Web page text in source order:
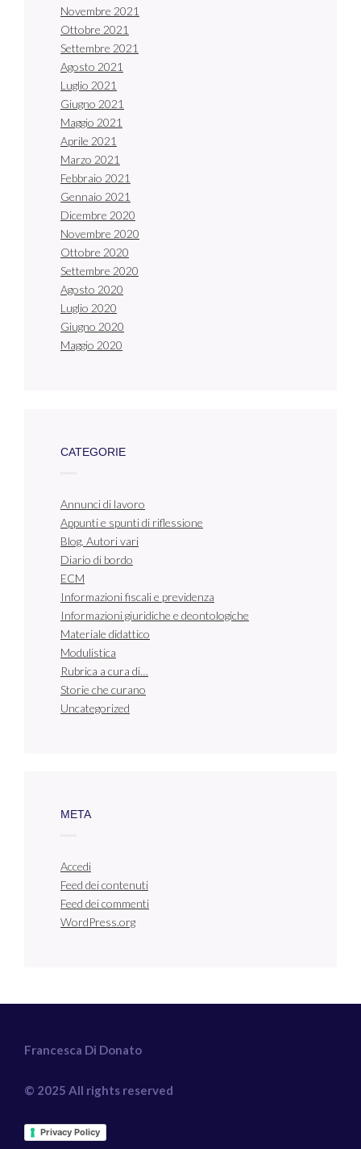
Novembre 2021
Ottobre 2021
Settembre 2021
Agosto 2021
Luglio 2021
Giugno 2021
Maggio 2021
Aprile 2021
Marzo 2021
Febbraio 2021
Gennaio 2021
Dicembre 2020
Novembre 2020
Ottobre 2020
Settembre 2020
Agosto 2020
Luglio 2020
Giugno 2020
Maggio 2020
CATEGORIE
Annunci di lavoro
Appunti e spunti di riflessione
Blog. Autori vari
Diario di bordo
ECM
Informazioni fiscali e previdenza
Informazioni giuridiche e deontologiche
Materiale didattico
Modulistica
Rubrica a cura di…
Storie che curano
Uncategorized
META
Accedi
Feed dei contenuti
Feed dei commenti
WordPress.org
Francesca Di Donato
© 2025 All rights reserved
Privacy Policy